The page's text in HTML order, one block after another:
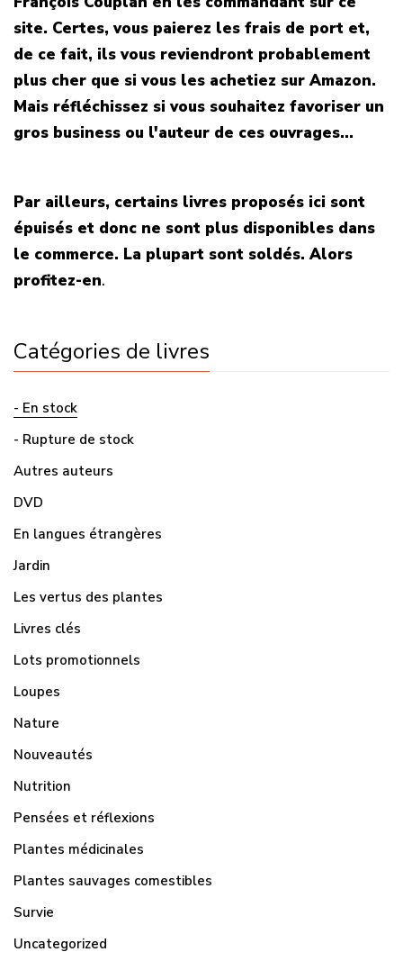
site. Certes, vous paierez les frais de port et,
de ce fait, ils vous reviendront probablement
plus cher que si vous les achetiez sur Amazon.
Mais réfléchissez si vous souhaitez favoriser un
gros business ou l'auteur de ces ouvrages...
Par ailleurs, certains livres proposés ici sont
épuisés et donc ne sont plus disponibles dans
le commerce. La plupart sont soldés. Alors
profitez-en.
Catégories de livres
- En stock
- Rupture de stock
Autres auteurs
DVD
En langues étrangères
Jardin
Les vertus des plantes
Livres clés
Lots promotionnels
Loupes
Nature
Nouveautés
Nutrition
Pensées et réflexions
Plantes médicinales
Plantes sauvages comestibles
Survie
Uncategorized